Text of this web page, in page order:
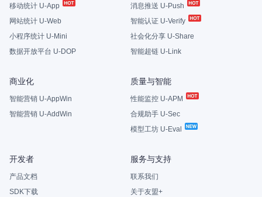
移动统计 U-App
网站统计 U-Web
小程序统计 U-Mini
数据开放平台 U-DOP
消息推送 U-Push
智能认证 U-Verify
社会化分享 U-Share
智能超链 U-Link
商业化
智能营销 U-AppWin
智能营销 U-AddWin
质量与智能
性能监控 U-APM
合规助手 U-Sec
模型工坊 U-Eval
开发者
产品文档
SDK下载
服务与支持
联系我们
关于友盟+